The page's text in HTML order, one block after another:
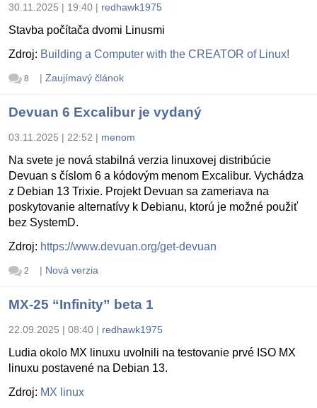
30.11.2025 | 19:40 | redhawk1975
Stavba počítača dvomi Linusmi
Zdroj: Building a Computer with the CREATOR of Linux!
8 | Zaujímavý článok
Devuan 6 Excalibur je vydaný
03.11.2025 | 22:52 | menom
Na svete je nová stabilná verzia linuxovej distribúcie
Devuan s číslom 6 a kódovým menom Excalibur. Vychádza
z Debian 13 Trixie. Projekt Devuan sa zameriava na
poskytovanie alternatívy k Debianu, ktorú je možné použiť
bez SystemD.
Zdroj: https://www.devuan.org/get-devuan
2 | Nová verzia
MX-25 “Infinity” beta 1
22.09.2025 | 08:40 | redhawk1975
Ludia okolo MX linuxu uvolnili na testovanie prvé ISO MX
linuxu postavené na Debian 13.
Zdroj: MX linux